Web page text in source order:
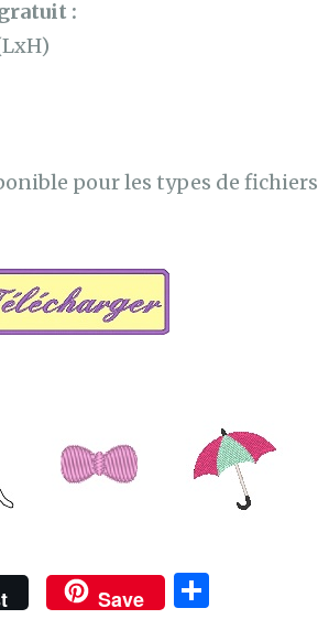
:
pour les types de
Save